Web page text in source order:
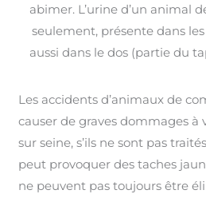
abimer. L’urine d’un animal
seulement, présente dans
aussi dans le dos (partie du
Les accidents d’animaux de
causer de graves dommages à
sur seine, s’ils ne sont pas
peut provoquer des taches
ne peuvent pas toujours être